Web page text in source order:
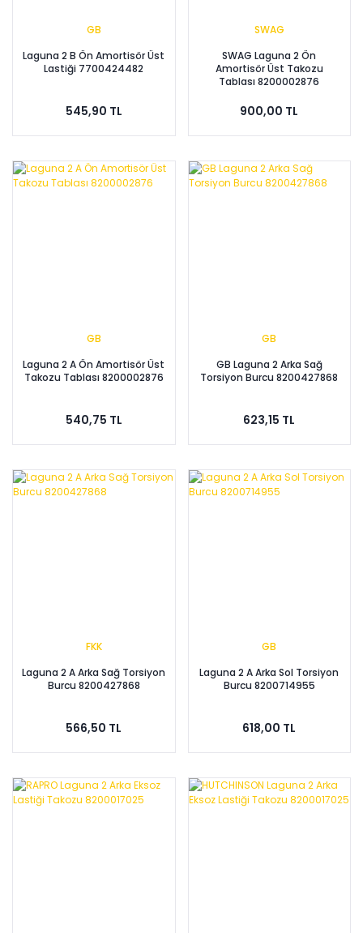
GB
Laguna 2 B Ön Amortisör Üst
Lastiği 7700424482
545,90 TL
SWAG
SWAG Laguna 2 Ön
Amortisör Üst Takozu
Tablası 8200002876
900,00 TL
GB
Laguna 2 A Ön Amortisör Üst
Takozu Tablası 8200002876
540,75 TL
GB
GB Laguna 2 Arka Sağ
Torsiyon Burcu 8200427868
623,15 TL
FKK
Laguna 2 A Arka Sağ Torsiyon
Burcu 8200427868
566,50 TL
GB
Laguna 2 A Arka Sol Torsiyon
Burcu 8200714955
618,00 TL